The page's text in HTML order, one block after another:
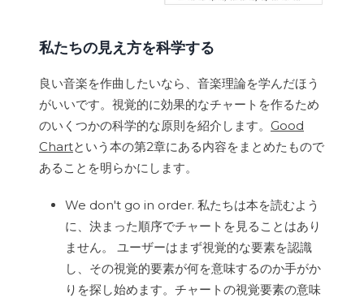
私たちの見え方を科学する
良い音楽を作曲したいなら、音楽理論を学んだほう
がいいです。視覚的に効果的なチャートを作るため
のいくつかの科学的な原則を紹介します。 Good
Chartという本の第2章にある内容をまとめたもので
あることを明らかにします。
We don't go in order. 私たちは本を読むよう
に、決まった順序でチャートを見ることはあり
ません。 ユーザーはまず視覚的な要素を認識
し、その視覚的要素が何を意味するのか手がか
りを探し始めます。チャートの視覚要素の意味